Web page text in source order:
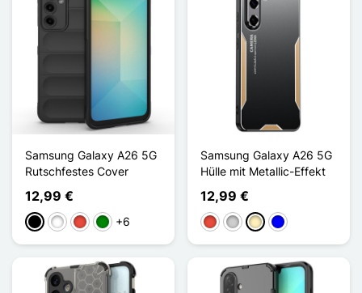
Samsung Galaxy A26 5G
Rutschfestes Cover
12,99 €
Schwarz
WeißRot Grün+6
Samsung Galaxy A26 5G
Hülle mit Metallic-Effekt
12,99 €
Rot SilberGolden
Blau